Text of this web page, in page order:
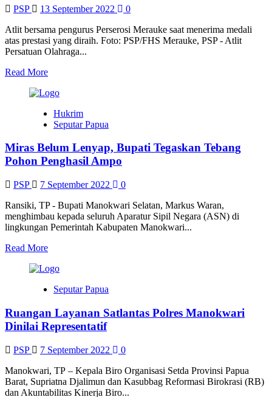
PSP 13 September 2022
0
Atlit bersama pengurus Perserosi Merauke saat menerima medali
atas prestasi yang diraih. Foto: PSP/FHS Merauke, PSP - Atlit
Persatuan Olahraga...
Read MoreRead
about
Kabupaten
Merauke
Pulang
1
Medali
Emas,
1
Perak
dan
2
Hukrim
Seputar Papua
Miras Belum Lenyap, Bupati Tegaskan Tebang
Pohon Penghasil Ampo
PSP 7 September 2022
0
Ransiki, TP - Bupati Manokwari Selatan, Markus Waran,
menghimbau kepada seluruh Aparatur Sipil Negara (ASN) di
lingkungan Pemerintah Kabupaten Manokwari...
Read MoreRead
about
Belum
Bupati
Tegaskan
Tebang
Pohon
Penghasil
Ampo
Seputar Papua
Ruangan Layanan Satlantas Polres Manokwari
Dinilai Representatif
PSP 7 September 2022
0
Manokwari, TP – Kepala Biro Organisasi Setda Provinsi Papua
Barat, Supriatna Djalimun dan Kasubbag Reformasi Birokrasi (RB)
dan Akuntabilitas Kinerja Biro...